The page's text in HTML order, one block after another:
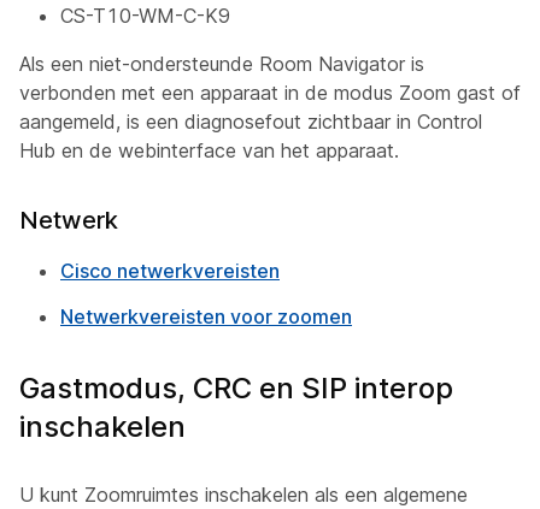
CS-T10-WM-C-K9
Als een niet-ondersteunde Room Navigator is
verbonden met een apparaat in de modus Zoom gast of
aangemeld, is een diagnosefout zichtbaar in Control
Hub en de webinterface van het apparaat.
Netwerk
Cisco netwerkvereisten
Netwerkvereisten voor zoomen
Gastmodus, CRC en SIP interop
inschakelen
U kunt Zoomruimtes inschakelen als een algemene